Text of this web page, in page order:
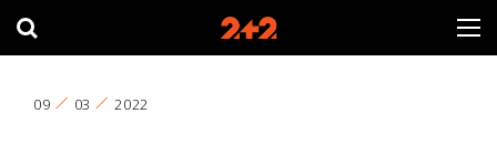
09 03 2022